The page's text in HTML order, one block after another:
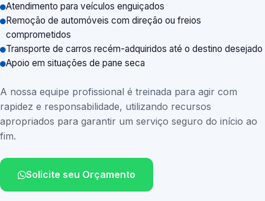
Atendimento para veículos enguiçados
Remoção de automóveis com direção ou freios
comprometidos
Transporte de carros recém-adquiridos até o destino desejado
Apoio em situações de pane seca
A nossa equipe profissional é treinada para agir com
rapidez e responsabilidade, utilizando recursos
apropriados para garantir um serviço seguro do início ao
fim.
Solicite seu Orçamento